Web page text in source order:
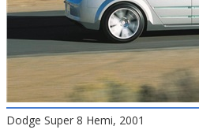
Dodge Super 8 Hemi, 2001